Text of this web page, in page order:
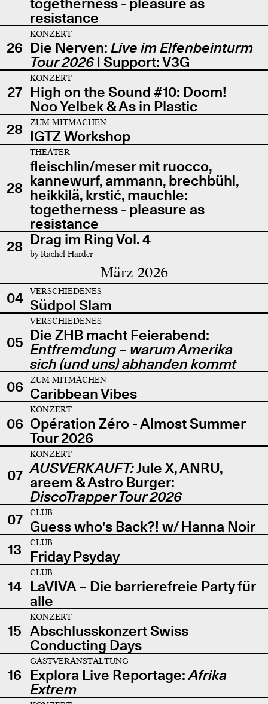
resistance
26
KONZERT
Die Nerven: Live im Elfenbeinturm
Tour 2026| Support: V3G
27
KONZERT
High on the Sound #10: Doom!
Noo Yelbek & As in Plastic
28
ZUM MITMACHEN
IGTZ Workshop
28
THEATER
fleischlin/meser mit ruocco,
kannewurf, ammann, brechbühl,
heikkilä, krstić, mauchle:
togetherness - pleasure as
resistance
28 Drag im Ring Vol. 4
by Rachel Harder
März 2026
04 VERSCHIEDENES
Südpol Slam
05
VERSCHIEDENES
Die ZHB macht Feierabend:
Entfremdung – warum Amerika
sich (und uns) abhanden kommt
06
ZUM MITMACHEN
Caribbean Vibes
06
KONZERT
Opération Zéro - Almost Summer
Tour 2026
07
KONZERT
AUSVERKAUFT:Jule X, ANRU,
areem & Astro Burger:
DiscoTrapper Tour 2026
07
CLUB
Guess who's Back?! w/ Hanna Noir
13
CLUB
Friday Psyday
14
CLUB
LaVIVA – Die barrierefreie Party für
alle
15
KONZERT
Abschlusskonzert Swiss
Conducting Days
16
GASTVERANSTALTUNG
Explora Live Reportage:Afrika
Extrem